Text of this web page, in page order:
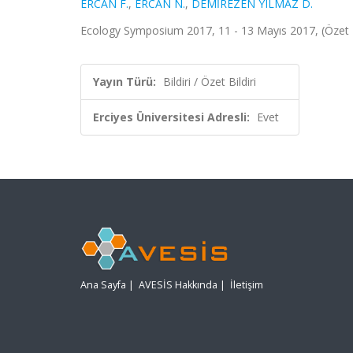
ERCAN F., ERCAN N., DEMİREZEN YILMAZ D.
Ecology Symposium 2017, 11 - 13 Mayıs 2017, (Özet
Yayın Türü: Bildiri / Özet Bildiri
Erciyes Üniversitesi Adresli: Evet
Ana Sayfa | AVESİS Hakkında | İletişim